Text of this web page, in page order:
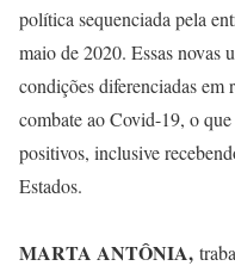
política sequenciada pela
maio de 2020. Essas novas
condições diferenciadas em
combate ao Covid-19, o
positivos, inclusive
Estados.
MARTA ANTÔNIA,